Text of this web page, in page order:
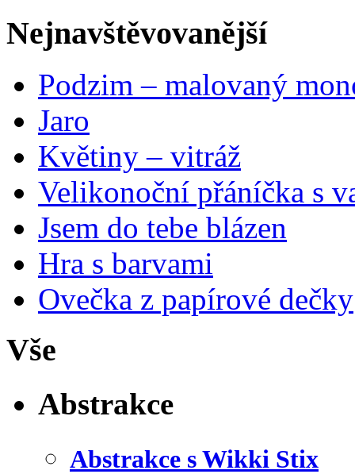
Nejnavštěvovanější
Podzim – malovaný
Jaro
Květiny – vitráž
Velikonoční přáníčka s
Jsem do tebe blázen
Hra s barvami
Ovečka z papírové dečky
Vše
Abstrakce
Abstrakce s Wikki Stix